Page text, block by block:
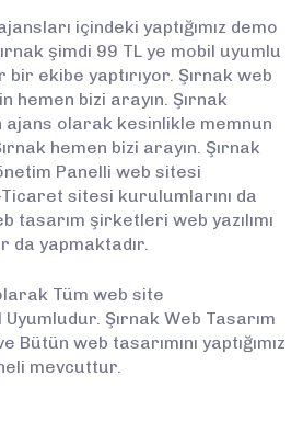
içindeki yaptığımız demo
şimdi 99 TL ye mobil uyumlu
ekibe yaptırıyor. Şırnak web
hemen bizi arayın. Şırnak
olarak kesinlikle memnun
hemen bizi arayın. Şırnak
Panelli web sitesi
sitesi kurulumlarını da
tasarım şirketleri web yazılımı
da yapmaktadır.
Tüm web site
Uyumludur. Şırnak Web Tasarım
Bütün web tasarımını yaptığımız
mevcuttur.